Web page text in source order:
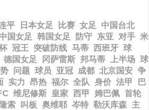
平 日本女足 比赛 女足
中国台北
中国女足 韩国女足 防守 东亚 对手 米
冠王 突破防线 马蒂 西班牙 球
德国女足 冈萨雷斯 邦马蒂 上半场 球
问题 球员 亚冠 成都 北京国安 争
实力 昂热 福尔 全队 身价 法甲
巴
维尼修斯 皇家 西甲 姆巴佩 首轮
索 叫板 奥维耶 岑特 勒沃库森 主